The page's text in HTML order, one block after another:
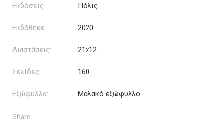
Εκδόσεις: Πόλις
Εκδόθηκε: 2020
Διαστάσεις: 21x12
Σελίδες: 160
Εξώφυλλο: Μαλακό εξώφυλλο
Share